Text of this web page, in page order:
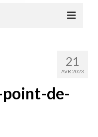
VITRINES
21
AVR 2023
de-